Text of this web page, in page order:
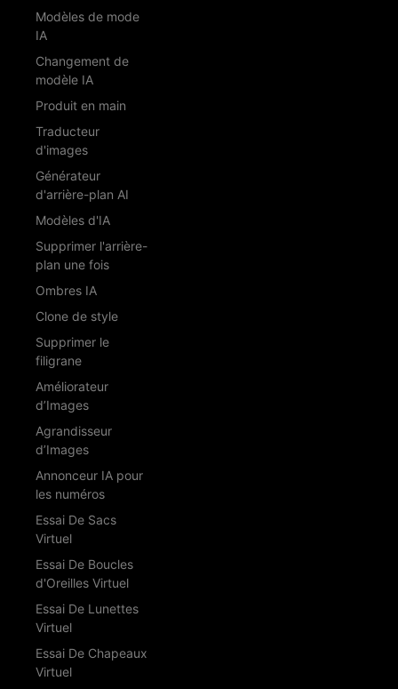
Modèles de mode
IA
Changement de
modèle IA
Produit en main
Traducteur
d'images
Générateur
d'arrière-plan AI
Modèles d'IA
Supprimer l'arrière-
plan une fois
Ombres IA
Clone de style
Supprimer le
filigrane
Améliorateur
d’Images
Agrandisseur
d’Images
Annonceur IA pour
les numéros
Essai De Sacs
Virtuel
Essai De Boucles
d'Oreilles Virtuel
Essai De Lunettes
Virtuel
Essai De Chapeaux
Virtuel